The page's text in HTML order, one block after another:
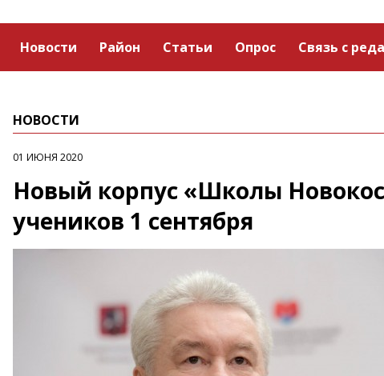
Новости Район Статьи Опрос Связь с
НОВОСТИ
01 ИЮНЯ 2020
Новый корпус «Школы
учеников 1 сентября